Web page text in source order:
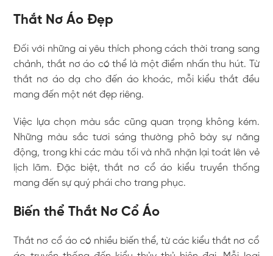
Thắt Nơ Áo Đẹp
Đối với những ai yêu thích phong cách thời trang sang
chảnh, thắt nơ áo có thể là một điểm nhấn thu hút. Từ
thắt nơ áo dạ cho đến áo khoác, mỗi kiểu thắt đều
mang đến một nét đẹp riêng.
Việc lựa chọn màu sắc cũng quan trọng không kém.
Những màu sắc tươi sáng thường phô bày sự năng
động, trong khi các màu tối và nhã nhặn lại toát lên vẻ
lịch lãm. Đặc biệt, thắt nơ cổ áo kiểu truyền thống
mang đến sự quý phái cho trang phục.
Biến thể Thắt Nơ Cổ Áo
Thắt nơ cổ áo có nhiều biến thể, từ các kiểu thắt nơ cổ